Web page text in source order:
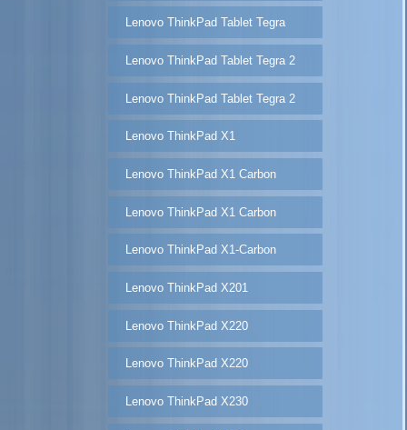
Lenovo ThinkPad Tablet Tegra
Lenovo ThinkPad Tablet Tegra 2
Lenovo ThinkPad Tablet Tegra 2
Lenovo ThinkPad X1
Lenovo ThinkPad X1 Carbon
Lenovo ThinkPad X1 Carbon
Lenovo ThinkPad X1-Carbon
Lenovo ThinkPad X201
Lenovo ThinkPad X220
Lenovo ThinkPad X220
Lenovo ThinkPad X230